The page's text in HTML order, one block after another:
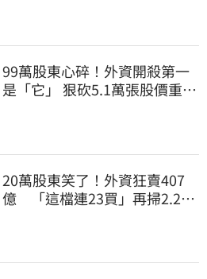
99萬股東心碎！外資開殺第一
是「它」 狠砍5.1萬張股價重挫
20萬股東笑了！外資狂賣407
億 「這檔連23買」再掃2.2萬